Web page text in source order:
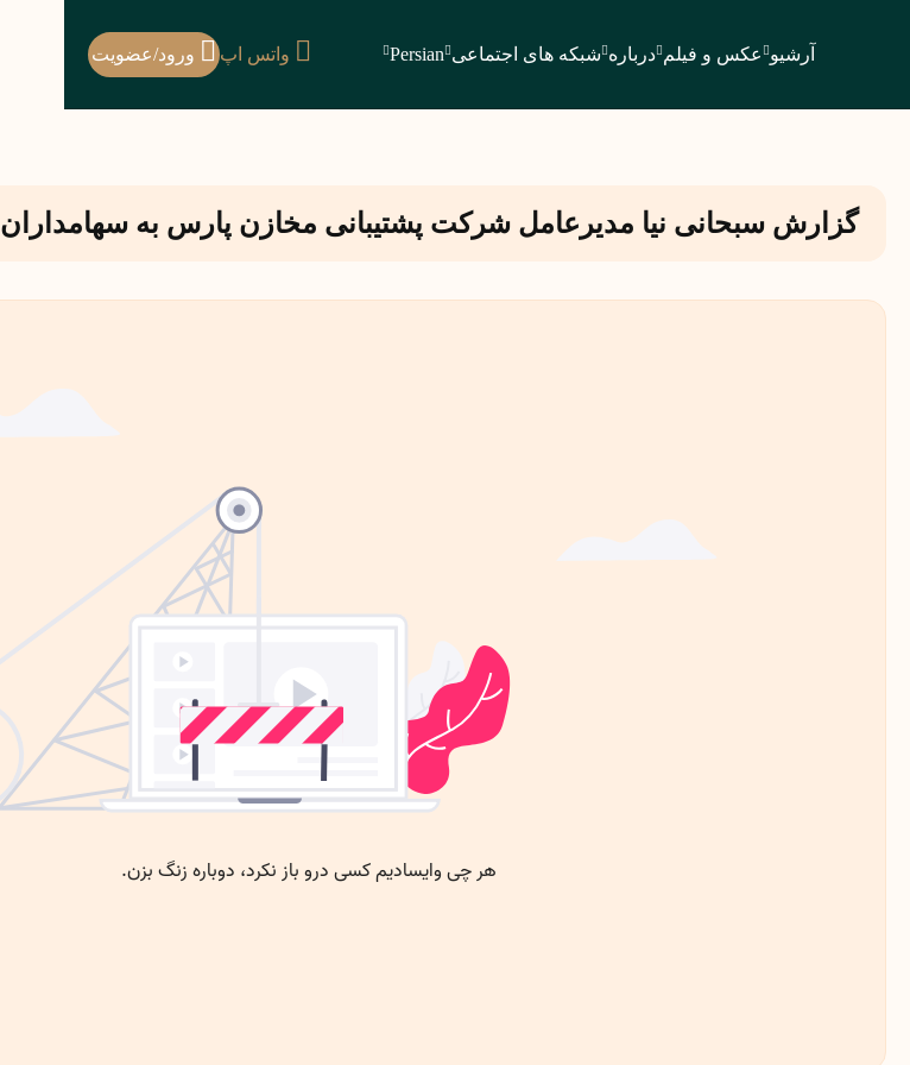
آرشیو عکس و فیلم درباره شبکه های اجتماعی Persian واتس اپ ورود/عضویت
گزارش سبحانی نیا مدیرعامل شرکت پشتیبانی مخازن پارس به سهامداران